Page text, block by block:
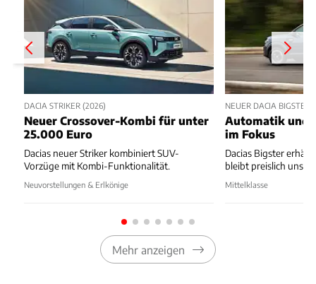
DACIA STRIKER (2026)
Neuer Crossover-Kombi für unter
25.000 Euro
Dacias neuer Striker kombiniert SUV-
Vorzüge mit Kombi-Funktionalität.
Neuvorstellungen & Erlkönige
NEUER DACIA BIGSTER
Automatik und
im Fokus
Dacias Bigster
bleibt preislich
Mittelklasse
Mehr anzeigen